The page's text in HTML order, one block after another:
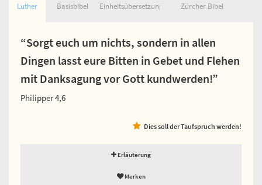
Luther Basisbibel Einheitsübersetzung Zürcher Bibel
“Sorgt euch um nichts, sondern in allen
Dingen lasst eure Bitten in Gebet und Flehen
mit Danksagung vor Gott kundwerden!”
Philipper 4,6
Dies soll der Taufspruch werden!
Erläuterung
Merken